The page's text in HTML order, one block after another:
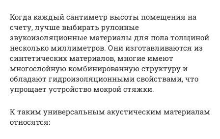
Когда каждый сантиметр высоты помещения на
счету, лучше выбирать рулонные
звукоизоляционные материалы для пола толщиной
несколько миллиметров. Они изготавливаются из
синтетических материалов, многие имеют
многослойную комбинированную структуру и
обладают гидроизоляционными свойствами, что
упрощает устройство мокрой стяжки.
К таким универсальным акустическим материалам
относятся: